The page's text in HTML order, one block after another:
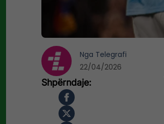
Nga Telegrafi
22/04/2026